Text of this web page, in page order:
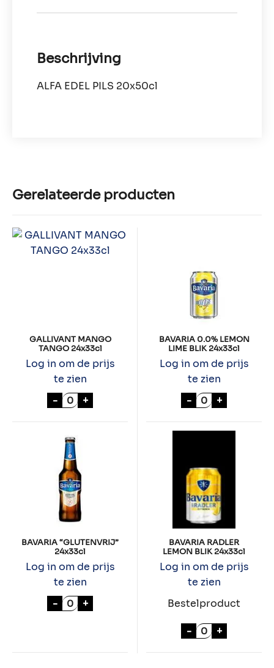
Beschrijving
ALFA EDEL PILS 20x50cl
Gerelateerde producten
GALLIVANT MANGO
TANGO 24x33cl
Log in om de prijs
te zien
- GALLIVANT MANGO TANGO 24x33cl
+
BAVARIA 0.0% LEMON
LIME BLIK 24x33cl
Log in om de prijs
te zien
- BAVARIA 0.0%
+
BAVARIA “GLUTENVRIJ”
24x33cl
Log in om de prijs
te zien
- BAVARIA "GLUTENVRIJ" 24x33cl aantal
+
BAVARIA RADLER
LEMON BLIK 24x33cl
Log in om de prijs
te zien
Bestelproduct
- BAVARIA
+